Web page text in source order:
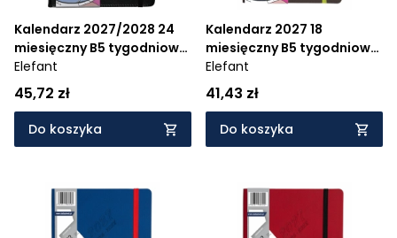
Kalendarz 2027/2028 24
miesięczny B5 tygodniowy
Hip Hop - czarny
Elefant
45,72 zł
Do koszyka
Kalendarz 2027 18
miesięczny B5 tygodniowy
Hip Hop - szary
Elefant
41,43 zł
Do koszyka